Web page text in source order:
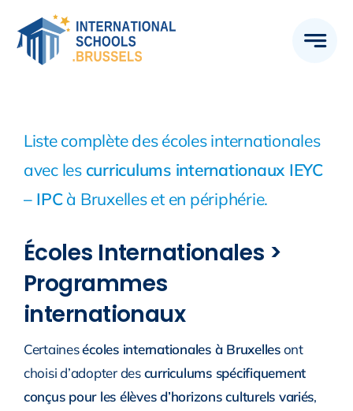
content
Liste complète des écoles internationales
avec les curriculums internationaux IEYC
– IPCà Bruxelles et en périphérie.
Écoles Internationales >
Programmes
internationaux
Certainesécoles internationales à Bruxellesont
choisi d’adopter descurriculums spécifiquement
conçus pour les élèves d’horizons culturels variés,